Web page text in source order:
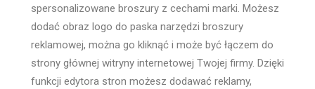
spersonalizowane broszury z cechami marki. Możesz
dodać obraz logo do paska narzędzi broszury
reklamowej, można go kliknąć i może być łączem do
strony głównej witryny internetowej Twojej firmy. Dzięki
funkcji edytora stron możesz dodawać reklamy,